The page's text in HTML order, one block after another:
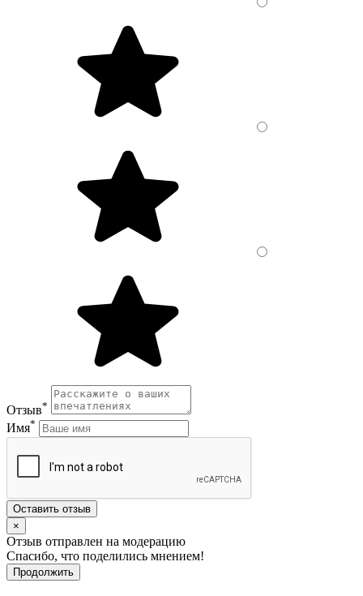
Отзыв*
Имя*
Оставить отзыв
×
Отзыв отправлен на модерацию
Спасибо, что поделились мнением!
Продолжить